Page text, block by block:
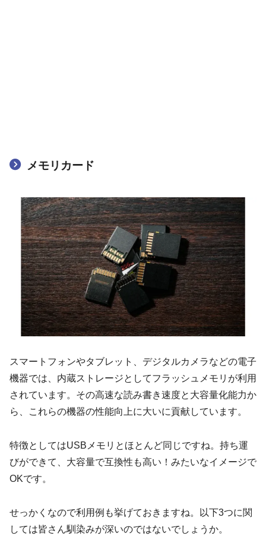
メモリカード
スマートフォンやタブレット、デジタルカメラなどの電子
機器では、内蔵ストレージとしてフラッシュメモリが利用
されています。その高速な読み書き速度と大容量化能力か
ら、これらの機器の性能向上に大いに貢献しています。
特徴としてはUSBメモリとほとんど同じですね。持ち運
びができて、大容量で互換性も高い！みたいなイメージで
OKです。
せっかくなので利用例も挙げておきますね。以下3つに関
しては皆さん馴染みが深いのではないでしょうか。